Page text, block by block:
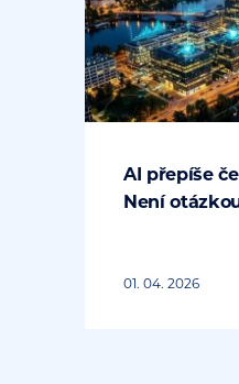
AI přepíše
Není
01. 04. 2026